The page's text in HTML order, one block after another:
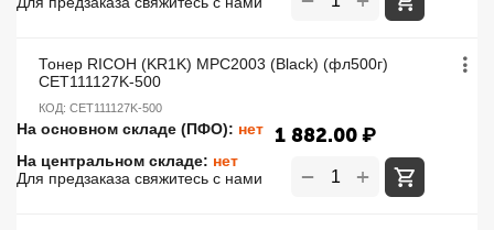
Тонер RICOH (KR1K) MPC2003 (Black) (фл500г)
CET111127K-500
КОД: CET111127K-500
На основном складе (ПФО): нет
На центральном складе: нет
Для предзаказа свяжитесь с нами
1 882.00₽
+
−